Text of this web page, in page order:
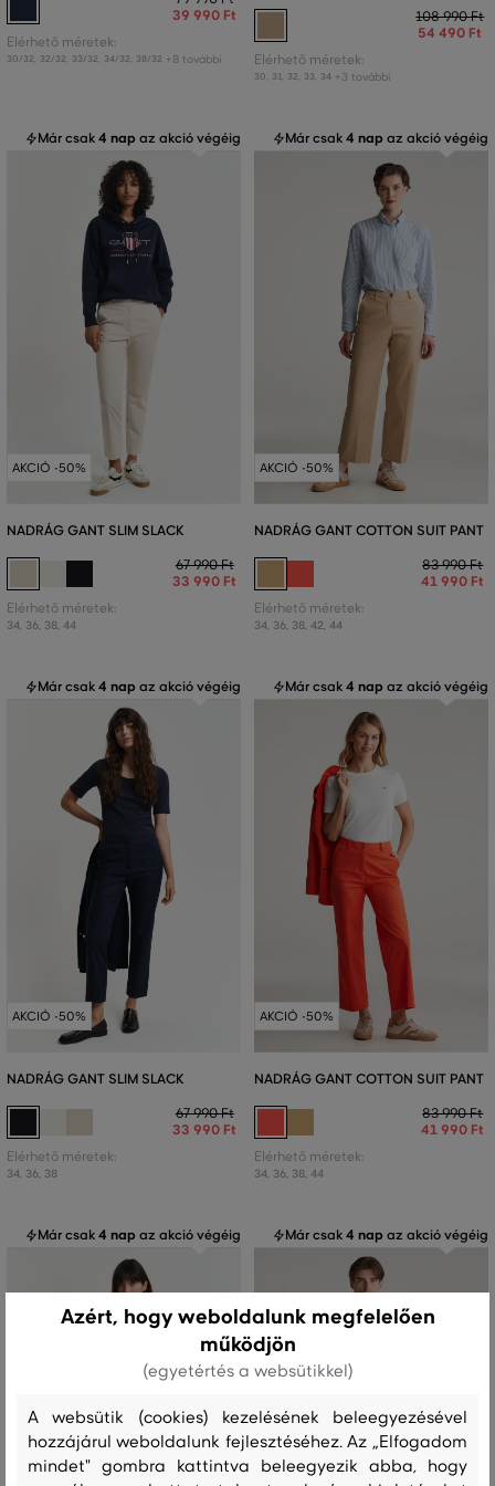
39 990 Ft
Elérhető méretek:
30/32 32/32 33/32 34/32 38/32 +8 további
108 990 Ft
54 490 Ft
Elérhető méretek:
30 31, 32 33 34 +3 további
Már csak4 nap az akció végéig
AKCIÓ -50%
NADRÁG GANT SLIM SLACK
67 990 Ft
33 990 Ft
Elérhető méretek:
34, 36, 38, 44
Már csak4 nap az akció végéig
AKCIÓ -50%
NADRÁG GANT COTTON SUIT PANT
83 990 Ft
41 990 Ft
Elérhető méretek:
34, 36, 38, 42, 44
Már csak4 nap az akció végéig
AKCIÓ -50%
NADRÁG GANT SLIM SLACK
67 990 Ft
33 990 Ft
Elérhető méretek:
34, 36, 38
Már csak4 nap az akció végéig
AKCIÓ -50%
NADRÁG GANT COTTON SUIT PANT
83 990 Ft
41 990 Ft
Elérhető méretek:
34, 36, 38, 44
Már csak4 nap az akció végéig Már csak4 nap az akció végéig
Azért, hogy weboldalunk megfelelően
működjön
(egyetértés a websütikkel)
A websütik (cookies) kezelésének beleegyezésével
hozzájárul weboldalunk fejlesztéséhez. Az „Elfogadom
mindet" gombra kattintva beleegyezik abba, hogy